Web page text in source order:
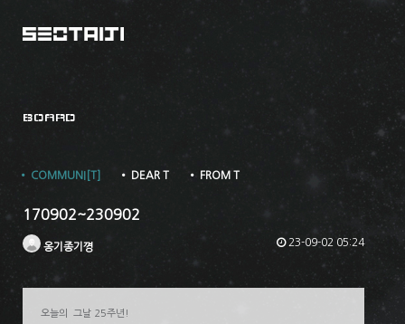
BOARD
• COMMUNI[T] • DEAR T • FROM T
170902~230902
옹기종기꼉 23-09-02 05:24
오늘의 그날 25주년!